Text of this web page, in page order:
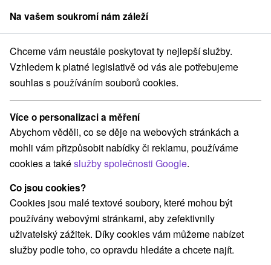
člen skupinySorger
Pobyty na Slovensku Relaxační pobyty Štiavnické vrchy
Relaxační pobyty Štiavnické vrchy
Kategorie
Všechny kategorie
Pobyty v akci(9)
Wellness pobyty(16) Víkendové pobyty(17)
Romantické pobyty
Rodinné pobyty(10)
Vyberte lokalitu nebo termín
Na vašem soukromí nám záleží
Chceme vám neustále poskytovat ty nejlepší služby.
Vzhledem k platné legislativě od vás ale potřebujeme
souhlas s používáním souborů cookies.
Více o personalizaci a měření
Abychom věděli, co se děje na webových stránkách a
mohli vám přizpůsobit nabídky či reklamu, používáme
cookies a takéslužby společnosti Google.
Co jsou cookies?
Cookies jsou malé textové soubory, které mohou být
používány webovými stránkami, aby zefektivnily
uživatelský zážitek. Díky cookies vám můžeme nabízet
služby podle toho, co opravdu hledáte a chcete najít.